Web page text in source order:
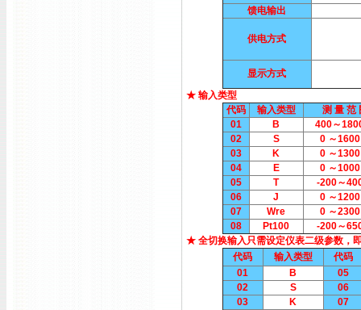
馈电输出
供电方式
显示方式
★ 输入类型
代码
输入类型
测 量 范
01
B
400～
02
S
0 ～
03
K
0 ～
04
E
0 ～
05
T
-200～
06
J
0 ～
07
Wre
0 ～
08
Pt100
-200～
★ 全切换输入只需设定仪表二级参数，
代码
输入类型
代码
01
B
05
02
S
06
03
K
07